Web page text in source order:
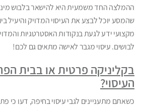
ההמלצה החד משמעית היא להישאר בלבוש
שהמסע יוכל לבצע את העיסוי המדויק והיעיל
מקצועי ידע לגעת בנקודות האסטרטגיות
לבושים. עיסוי מגבר לאישה מתאים גם לכם!
בקליניקה פרטית או בבית
העיסוי?
כשאתם מתעניינים לגבי עיסוי בחיפה, דעו כי